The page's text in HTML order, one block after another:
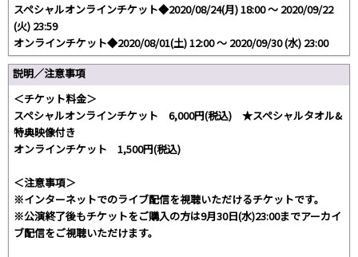
スペシャルオンラインチケット◆2020/08/24(月) 18:00 〜 2020/09/22
(火) 23:59
オンラインチケット◆2020/08/01(土) 12:00 〜 2020/09/30 (水) 23:00
説明／注意事項
＜チケット料金＞
スペシャルオンラインチケット 6,000円(税込) ★スペシャルタオル&
特典映像付き
オンラインチケット 1,500円(税込)
＜注意事項＞
※インターネットでのライブ配信を視聴いただけるチケットです。
※公演終了後もチケットをご購入の方は9月30日(水)23:00までアーカイ
ブ配信をご視聴いただけます。